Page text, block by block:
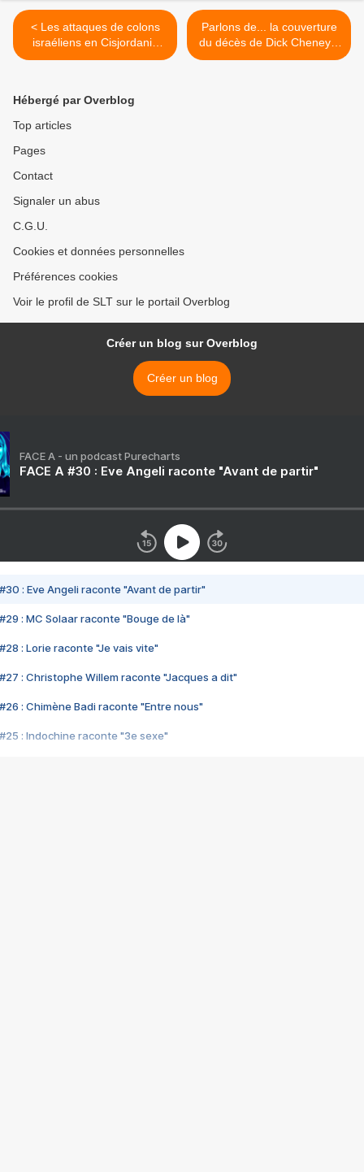
< Les attaques de colons
israéliens en Cisjordanie
ont atteint un niveau record
Parlons de... la couverture
du décès de Dick Cheney...
(Off Guardian) >
Hébergé par Overblog
Top articles
Pages
Contact
Signaler un abus
C.G.U.
Cookies et données personnelles
Préférences cookies
Voir le profil de SLT sur le portail Overblog
Créer un blog sur Overblog
Créer un blog
FACE A - un podcast Purecharts
FACE A #30 : Eve Angeli raconte "Avant de partir"
#30 : Eve Angeli raconte "Avant de partir"
#29 : MC Solaar raconte "Bouge de là"
#28 : Lorie raconte "Je vais vite"
#27 : Christophe Willem raconte "Jacques a dit"
#26 : Chimène Badi raconte "Entre nous"
#25 : Indochine raconte "3e sexe"